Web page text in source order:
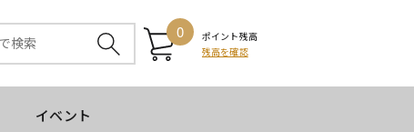
0
ポイント残高
残高を確認
イベント